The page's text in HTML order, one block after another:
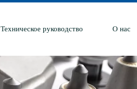
Техническое руководство О нас